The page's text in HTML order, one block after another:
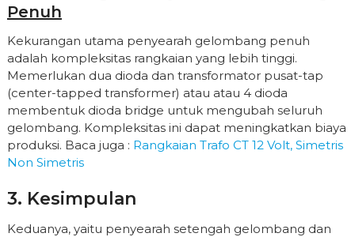
Penuh
Kekurangan utama penyearah gelombang penuh
adalah kompleksitas rangkaian yang lebih tinggi.
Memerlukan dua dioda dan transformator pusat-tap
(center-tapped transformer) atau atau 4 dioda
membentuk dioda bridge untuk mengubah seluruh
gelombang. Kompleksitas ini dapat meningkatkan biaya
produksi. Baca juga : Rangkaian Trafo CT 12 Volt, Simetris
Non Simetris
3. Kesimpulan
Keduanya, yaitu penyearah setengah gelombang dan